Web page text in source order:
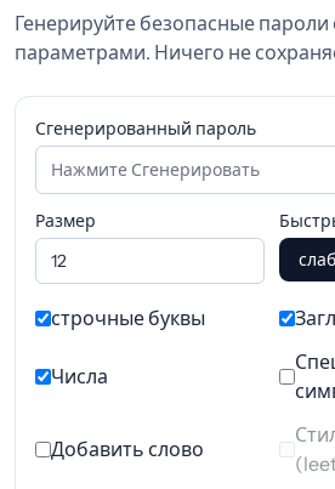
Генерируйте безопасные
параметрами. Ничего не
Сгенерированный пароль
Размер
строчные буквы
Числа
Добавить слово